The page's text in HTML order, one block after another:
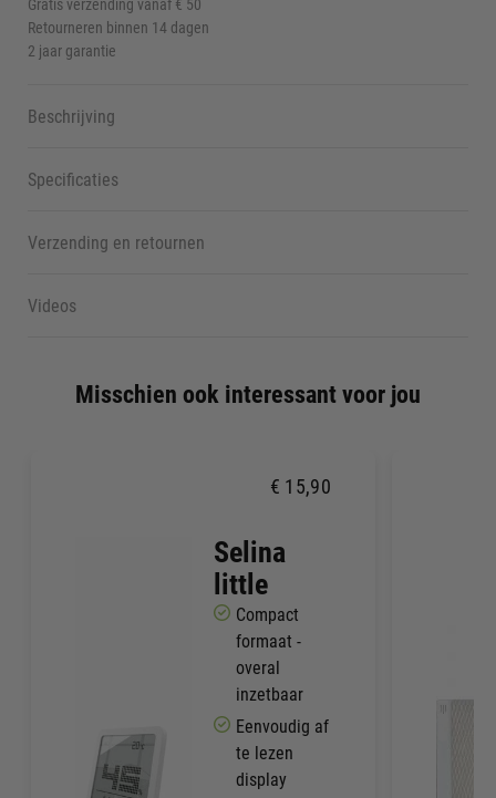
Retourneren binnen 14 dagen
2 jaar garantie
Beschrijving
Specificaties
Verzending en retournen
Videos
Misschien ook interessant voor jou
€ 15,90
Selina
little
Compact
formaat -
overal
inzetbaar
Eenvoudig af
te lezen
display